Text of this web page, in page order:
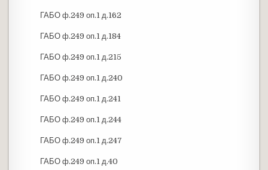
ГАБО ф.249 оп.1 д.162
ГАБО ф.249 оп.1 д.184
ГАБО ф.249 оп.1 д.215
ГАБО ф.249 оп.1 д.240
ГАБО ф.249 оп.1 д.241
ГАБО ф.249 оп.1 д.244
ГАБО ф.249 оп.1 д.247
ГАБО ф.249 оп.1 д.40